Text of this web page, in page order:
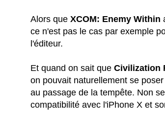
Alors queXCOM: Enemy Within
ce n'est pas le cas par exemple
l'éditeur.
Et quand on sait queCivilization
on pouvait naturellement se
au passage de la tempête. Non
compatibilité avec l'iPhone X et